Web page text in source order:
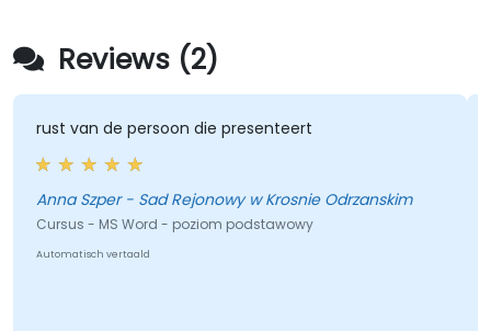
Reviews (2)
rust van de persoon die presenteert
Anna Szper - Sad Rejonowy w Krosnie Odrzanskim
Cursus - MS Word - poziom podstawowy
Automatisch vertaald